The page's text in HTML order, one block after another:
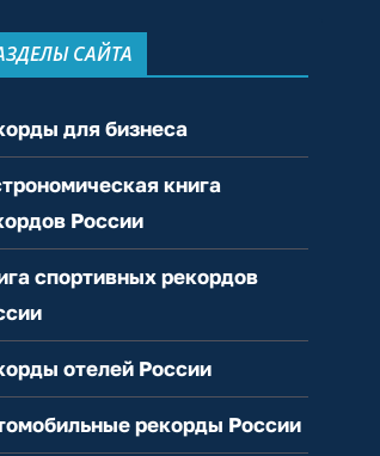
САЙТА
для бизнеса
книга
России
спортивных рекордов
отелей России
рекорды России